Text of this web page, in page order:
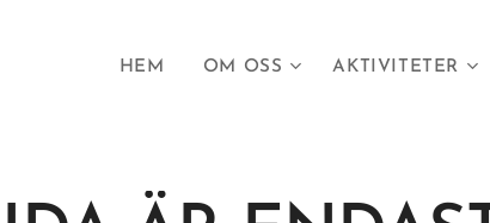
HEM OM OSS AKTIVITETER